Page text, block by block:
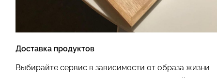
Доставка продуктов
Выбирайте сервис в зависимости от образа жизни